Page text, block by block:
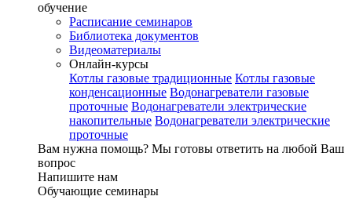
обучение
Расписание семинаров
Библиотека документов
Видеоматериалы
Онлайн-курсы
Котлы газовые традиционные Котлы газовые
конденсационные Водонагреватели газовые
проточные Водонагреватели электрические
накопительные Водонагреватели электрические
проточные
Вам нужна помощь? Мы готовы ответить на любой Ваш
вопрос
Напишите нам
Обучающие семинары